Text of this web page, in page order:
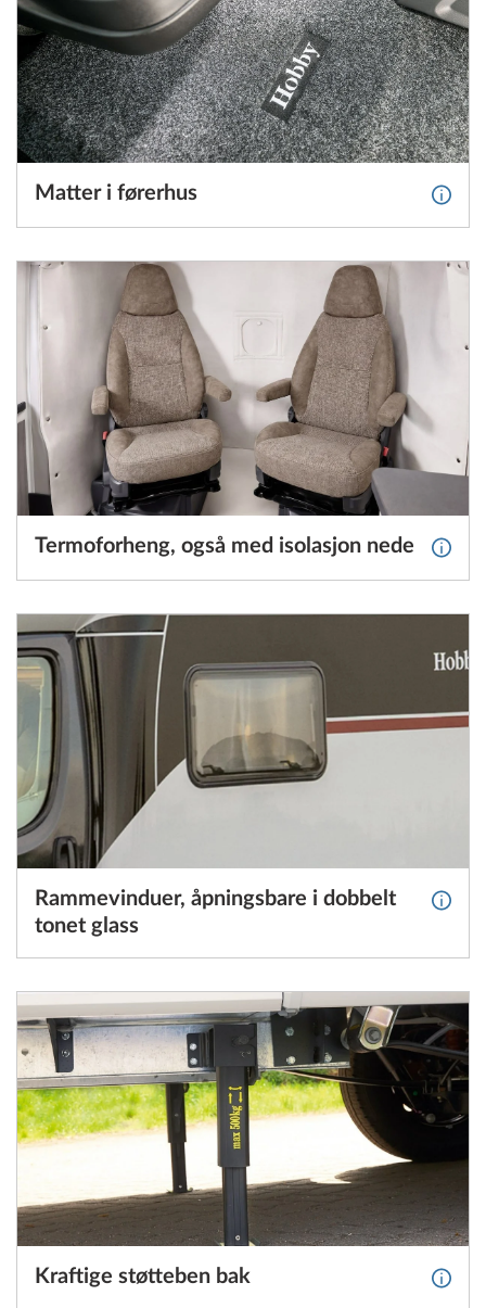
Matter i førerhus Mer
Termoforheng, også med isolasjon nede Mer
Rammevinduer, åpningsbare i dobbelt
tonet glass
Mer
Kraftige støtteben bak Mer